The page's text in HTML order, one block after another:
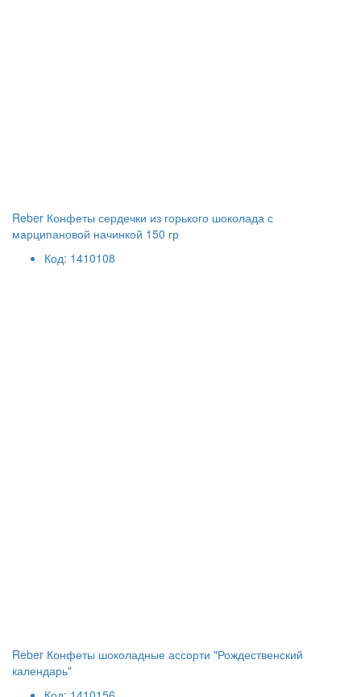
Reber Конфеты сердечки из горького шоколада с
марципановой начинкой 150 гр
Код: 1410108
Reber Конфеты шоколадные ассорти "Рождественский
календарь"